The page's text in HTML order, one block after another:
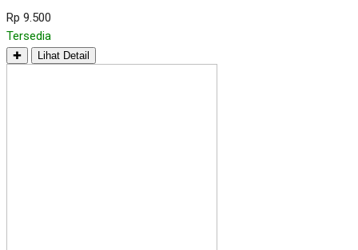
Rp 9.500
Tersedia
✚ Lihat Detail